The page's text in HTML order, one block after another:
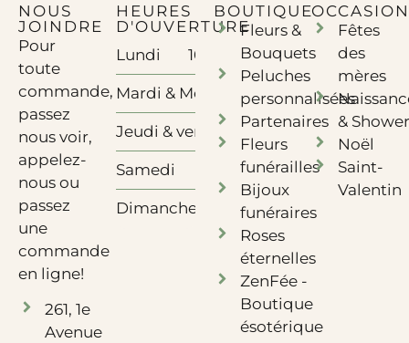
NOUS
JOINDRE
Pour
toute
commande,
passez
nous voir,
appelez-
nous ou
passez
une
commande
en ligne!
261, 1e
Avenue
HEURES
D'OUVERTURE
Lundi
10h à 17h - Télétravail
Mardi & Mercredi 10h à 17h
Jeudi & vendredi 10h à 18h
Samedi 10h à 12h
Dimanche Fermé
BOUTIQUE
Fleurs &
Bouquets
Peluches
personnalisées
Partenaires
Fleurs
funérailles
Bijoux
funéraires
Roses
éternelles
ZenFée -
Boutique
ésotérique
Fêtes
des
mères
& Shower
Noël
Saint-
Valentin